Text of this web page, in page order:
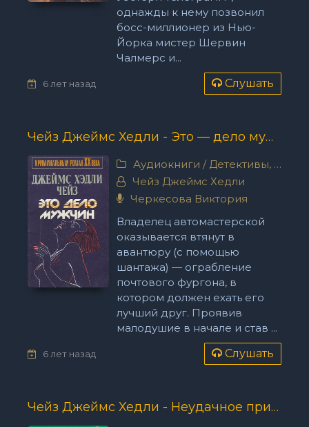
однажды к нему позвонил
босс-миллионер из Нью-
Йорка мистер Шервин
Чалмерс и...
6 лет назад Слушать
Чейз Джеймс Хедли - Это — дело мужчин
Аудиокниги / Детективы, триллеры
Чейз Джеймс Хедли
Черкесова Виктория
Владелец автомастерской
оказывается втянут в
авантюру (с помощью
шантажа) — ограбление
почтового фургона, в
котором должен ехать его
лучший друг. Проявив
малодушие в начале и став ...
6 лет назад Слушать
Чейз Джеймс Хедли - Неудачное прикрытие